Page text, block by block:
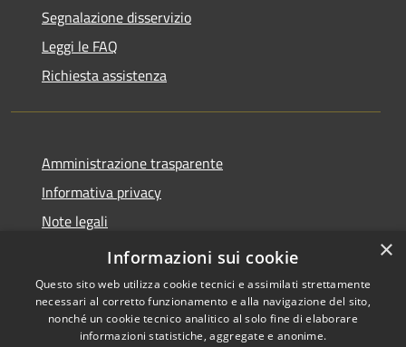
Segnalazione disservizio
Leggi le FAQ
Richiesta assistenza
Amministrazione trasparente
Informativa privacy
Note legali
Dichiarazione di accessibilità 2025
Copyright © 2026 • Comune di
×
Informazioni sui cookie
Questo sito web utilizza cookie tecnici e assimilati strettamente
necessari al corretto funzionamento e alla navigazione del sito,
nonché un cookie tecnico analitico al solo fine di elaborare
informazioni statistiche, aggregate e anonime.